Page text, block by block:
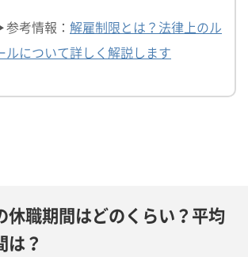
考情報： 解雇制限とは？法律上のル
ルについて詳しく解説します
休職期間はどのくらい？平均
は？